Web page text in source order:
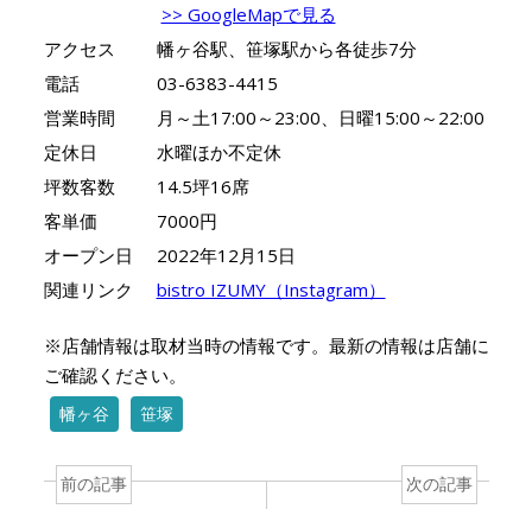
>> GoogleMapで見る
アクセス
幡ヶ谷駅、笹塚駅から各徒歩7分
電話
03-6383-4415
営業時間
月～土17:00～23:00、日曜15:00～22:00
定休日
水曜ほか不定休
坪数客数
14.5坪16席
客単価
7000円
オープン日
2022年12月15日
関連リンク
bistro IZUMY（Instagram）
※店舗情報は取材当時の情報です。最新の情報は店舗に
ご確認ください。
幡ヶ谷 笹塚
前の記事 次の記事